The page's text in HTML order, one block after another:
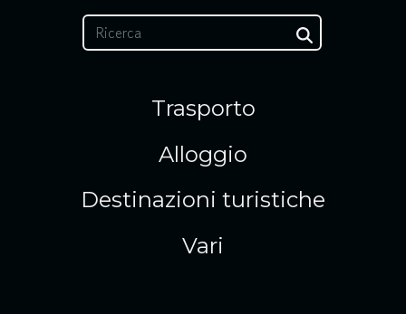
Trasporto
Alloggio
Destinazioni turistiche
Vari